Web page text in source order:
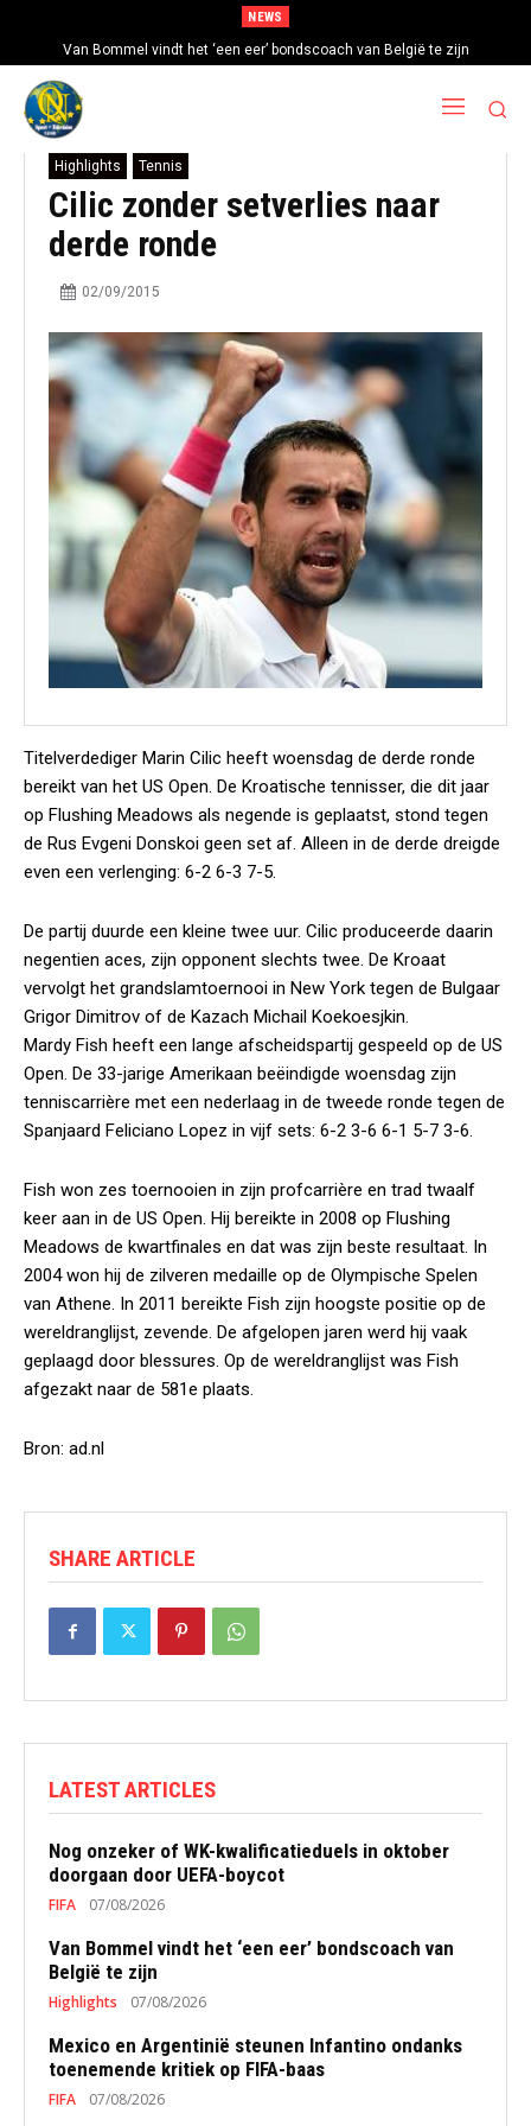
NEWS
Van Bommel vindt het ‘een eer’ bondscoach van België te zijn
Highlights Tennis
Cilic zonder setverlies naar
derde ronde
02/09/2015
Titelverdediger Marin Cilic heeft woensdag de derde ronde
bereikt van het US Open. De Kroatische tennisser, die dit jaar
op Flushing Meadows als negende is geplaatst, stond tegen
de Rus Evgeni Donskoi geen set af. Alleen in de derde dreigde
even een verlenging: 6-2 6-3 7-5.
De partij duurde een kleine twee uur. Cilic produceerde daarin
negentien aces, zijn opponent slechts twee. De Kroaat
vervolgt het grandslamtoernooi in New York tegen de Bulgaar
Grigor Dimitrov of de Kazach Michail Koekoesjkin.
Mardy Fish heeft een lange afscheidspartij gespeeld op de US
Open. De 33-jarige Amerikaan beëindigde woensdag zijn
tenniscarrière met een nederlaag in de tweede ronde tegen de
Spanjaard Feliciano Lopez in vijf sets: 6-2 3-6 6-1 5-7 3-6.
Fish won zes toernooien in zijn profcarrière en trad twaalf
keer aan in de US Open. Hij bereikte in 2008 op Flushing
Meadows de kwartfinales en dat was zijn beste resultaat. In
2004 won hij de zilveren medaille op de Olympische Spelen
van Athene. In 2011 bereikte Fish zijn hoogste positie op de
wereldranglijst, zevende. De afgelopen jaren werd hij vaak
geplaagd door blessures. Op de wereldranglijst was Fish
afgezakt naar de 581e plaats.
Bron: ad.nl
SHARE ARTICLE
LATEST ARTICLES
Nog onzeker of WK-kwalificatieduels in oktober
doorgaan door UEFA-boycot
FIFA 07/08/2026
Van Bommel vindt het ‘een eer’ bondscoach van
België te zijn
Highlights 07/08/2026
Mexico en Argentinië steunen Infantino ondanks
toenemende kritiek op FIFA-baas
FIFA 07/08/2026